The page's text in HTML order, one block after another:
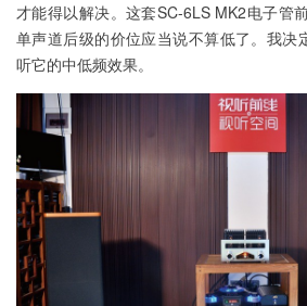
才能得以解决。这套SC-6LS MK2电子管
单声道后级的价位应当说不算低了。我决
听它的中低频效果。